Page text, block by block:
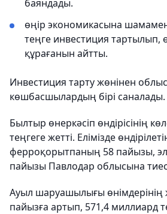
баяндады.
өңір экономикасына
теңге инвестиция тартылып,
құрағанын айтты.
Инвестиция тарту жөнінен
көшбасшылардың бірі саналады.
Былтыр өнеркәсіп өндірісінің
теңгеге жетті. Елімізде
ферроқорытпаның 58 пайызы,
пайызы Павлодар облысына
Ауыл шаруашылығы өнімдерінің
пайызға артып, 571,4 миллиард